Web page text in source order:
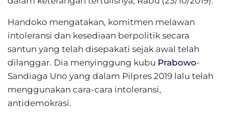
Handoko mengatakan, komitmen melawan
intoleransi dan kesediaan berpolitik secara
santun yang telah disepakati sejak awal telah
dilanggar. Dia menyinggung kubu Prabowo-
Sandiaga Uno yang dalam Pilpres 2019 lalu telah
menggunakan cara-cara intoleransi,
antidemokrasi.